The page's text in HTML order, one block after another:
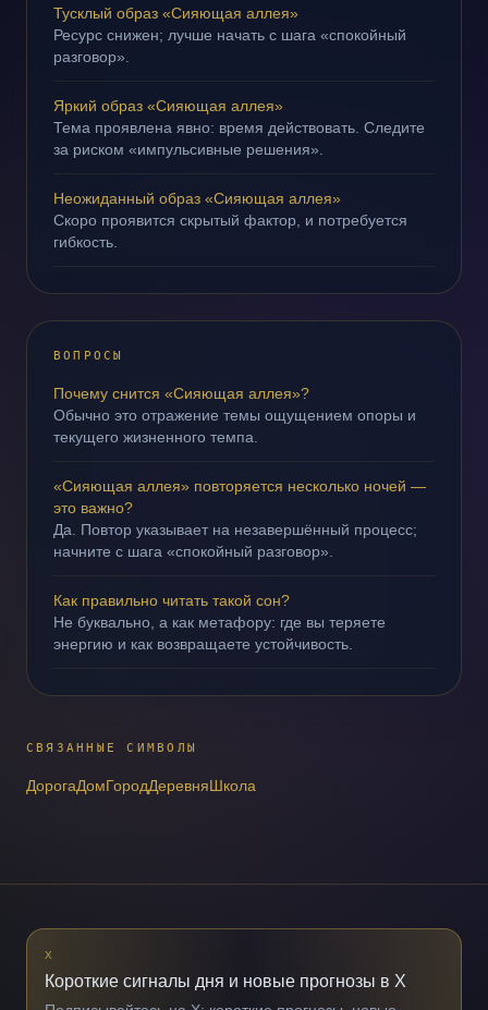
Тусклый образ «Сияющая аллея»
Ресурс снижен; лучше начать с шага «спокойный
разговор».
Яркий образ «Сияющая аллея»
Тема проявлена явно: время действовать. Следите
за риском «импульсивные решения».
Неожиданный образ «Сияющая аллея»
Скоро проявится скрытый фактор, и потребуется
гибкость.
ВОПРОСЫ
Почему снится «Сияющая аллея»?
Обычно это отражение темы ощущением опоры и
текущего жизненного темпа.
«Сияющая аллея» повторяется несколько ночей —
это важно?
Да. Повтор указывает на незавершённый процесс;
начните с шага «спокойный разговор».
Как правильно читать такой сон?
Не буквально, а как метафору: где вы теряете
энергию и как возвращаете устойчивость.
СВЯЗАННЫЕ СИМВОЛЫ
ДорогаДомГородДеревняШкола
X
Короткие сигналы дня и новые прогнозы в X